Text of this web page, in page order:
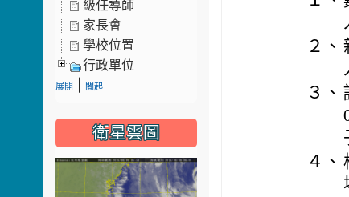
２、
３、
４、
級任導師
家長會
學校位置
行政單位
展開 闔起
衛星雲圖